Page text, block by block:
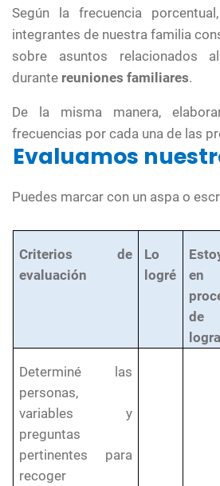
Según la frecuencia
integrantes de nuestra familia
sobre asuntos relacionados
durante reuniones familiares.
De la misma manera,
frecuencias por cada una de las
Evaluamos
Puedes marcar con un aspa o
Criterios de
evaluación
Lo
logré
en
de
Determiné las
personas,
variables y
preguntas
pertinentes para
recoger